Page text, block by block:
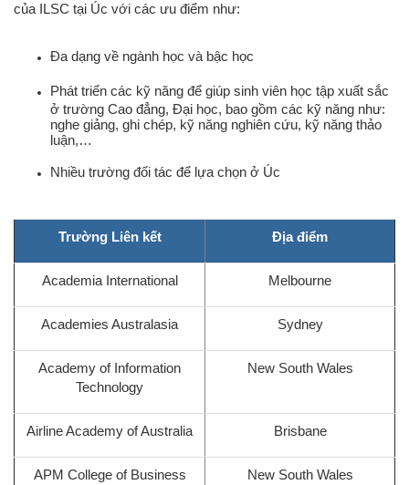
của ILSC tại Úc với các ưu điểm như:
Đa dạng về ngành học và bậc học
Phát triển các kỹ năng để giúp sinh viên học tập xuất sắc
ở trường Cao đẳng, Đại học, bao gồm các kỹ năng như:
nghe giảng, ghi chép, kỹ năng nghiên cứu, kỹ năng thảo
luận,…
Nhiều trường đối tác để lựa chọn ở Úc
Trường Liên kết Địa điểm
Academia International Melbourne
Academies Australasia Sydney
Academy of Information
Technology
New South Wales
Airline Academy of Australia Brisbane
APM College of Business
New South Wales